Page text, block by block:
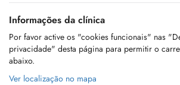
Informações da clínica
Por favor active os "cookies funcionais" nas
privacidade" desta página para permitir o
abaixo.
Ver localização no mapa